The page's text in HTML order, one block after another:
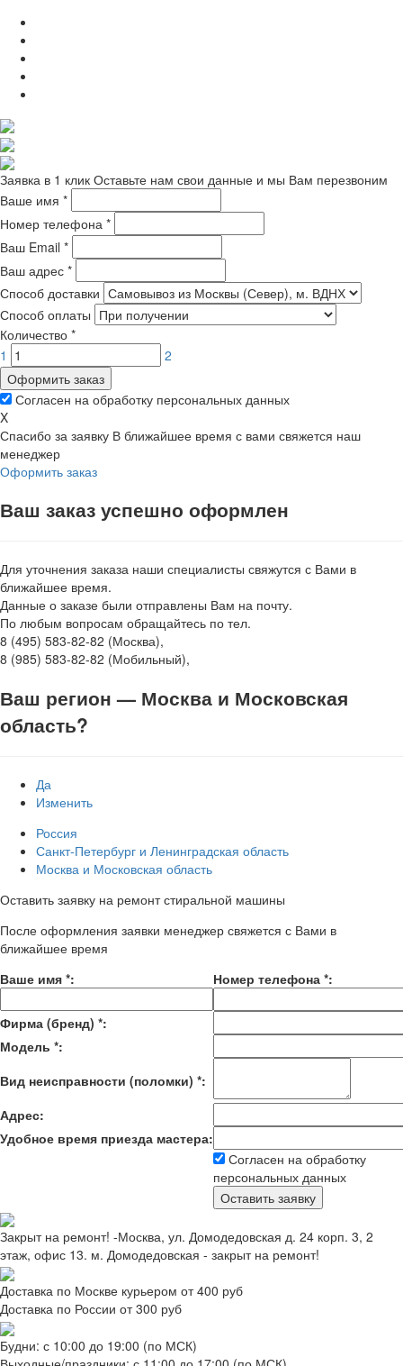
Заявка в 1 клик Оставьте нам свои данные и мы Вам перезвоним
Ваше имя *
Номер телефона *
Ваш Email *
Ваш адрес *
Способ доставки
Способ оплаты
Количество *
1
2
Оформить заказ
Согласен на обработку персональных данных
X
Спасибо за заявку В ближайшее время с вами свяжется наш
менеджер
Оформить заказ
Ваш заказ успешно оформлен
Для уточнения заказа наши специалисты свяжутся с Вами в
ближайшее время.
Данные о заказе были отправлены Вам на почту.
По любым вопросам обращайтесь по тел.
8 (495) 583-82-82 (Москва),
8 (985) 583-82-82 (Мобильный),
Ваш регион — Москва и Московская
область?
Да
Изменить
Россия
Санкт-Петербург и Ленинградская область
Москва и Московская область
Оставить заявку на ремонт стиральной машины
После оформления заявки менеджер свяжется с Вами в
ближайшее время
Ваше имя *: Номер телефона *:
Фирма (бренд) *:
Модель *:
Вид неисправности (поломки) *:
Адрес:
Удобное время приезда мастера:
Согласен на обработку
персональных данных
Закрыт на ремонт! -Москва, ул. Домодедовская д. 24 корп. 3, 2
этаж, офис 13. м. Домодедовская - закрыт на ремонт!
Доставка по Москве курьером от 400 руб
Доставка по России от 300 руб
Будни: с 10:00 до 19:00 (по МСК)